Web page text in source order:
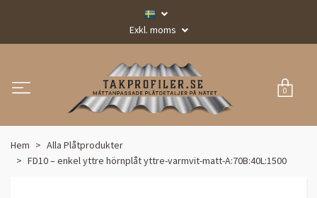
Exkl. moms
0
Hem
Alla Plåtprodukter
FD10 – enkel yttre hörnplåt yttre-varmvit-matt-A:70B:40L:1500